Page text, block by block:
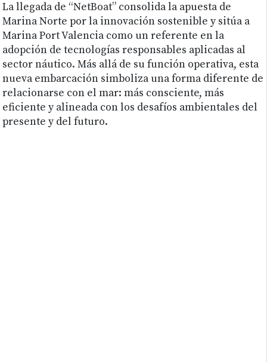
La llegada de “NetBoat” consolida la apuesta de
Marina Norte por la innovación sostenible y sitúa a
Marina Port Valencia como un referente en la
adopción de tecnologías responsables aplicadas al
sector náutico. Más allá de su función operativa, esta
nueva embarcación simboliza una forma diferente de
relacionarse con el mar: más consciente, más
eficiente y alineada con los desafíos ambientales del
presente y del futuro.